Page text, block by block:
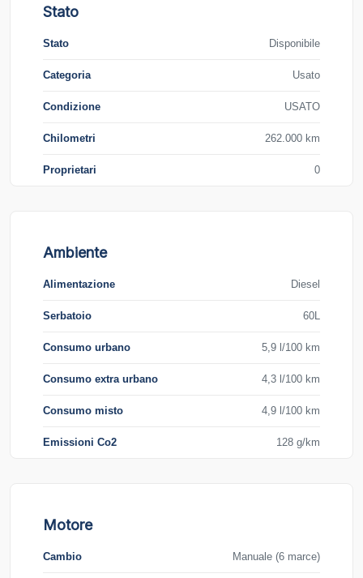
Stato
Stato Disponibile
Categoria Usato
Condizione USATO
Chilometri 262.000 km
Proprietari 0
Ambiente
Alimentazione Diesel
Serbatoio 60L
Consumo urbano 5,9 l/100 km
Consumo extra urbano 4,3 l/100 km
Consumo misto 4,9 l/100 km
Emissioni Co2 128 g/km
Motore
Cambio Manuale (6 marce)